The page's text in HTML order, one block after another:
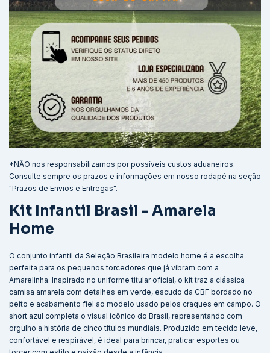
*NÃO nos responsabilizamos por possíveis custos aduaneiros.
Consulte sempre os prazos e informações em nosso rodapé na seção
"Prazos de Envios e Entregas".
Kit Infantil Brasil - Amarela
Home
O conjunto infantil da Seleção Brasileira modelo home é a escolha
perfeita para os pequenos torcedores que já vibram com a
Amarelinha. Inspirado no uniforme titular oficial, o kit traz a clássica
camisa amarela com detalhes em verde, escudo da CBF bordado no
peito e acabamento fiel ao modelo usado pelos craques em campo. O
short azul completa o visual icônico do Brasil, representando com
orgulho a história de cinco títulos mundiais. Produzido em tecido leve,
confortável e respirável, é ideal para brincar, praticar esportes ou